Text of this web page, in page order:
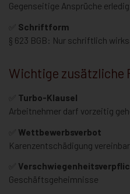
Gegenseitige Ansprüche
Schriftform
§ 623 BGB: Nur schriftlich
Wichtige zusätzliche
Turbo-Klausel
Arbeitnehmer darf vorzeitig
Wettbewerbsverbot
Karenzentschädigung
Geschäftsgeheimnisse